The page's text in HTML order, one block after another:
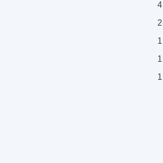
4
2
1
1
1